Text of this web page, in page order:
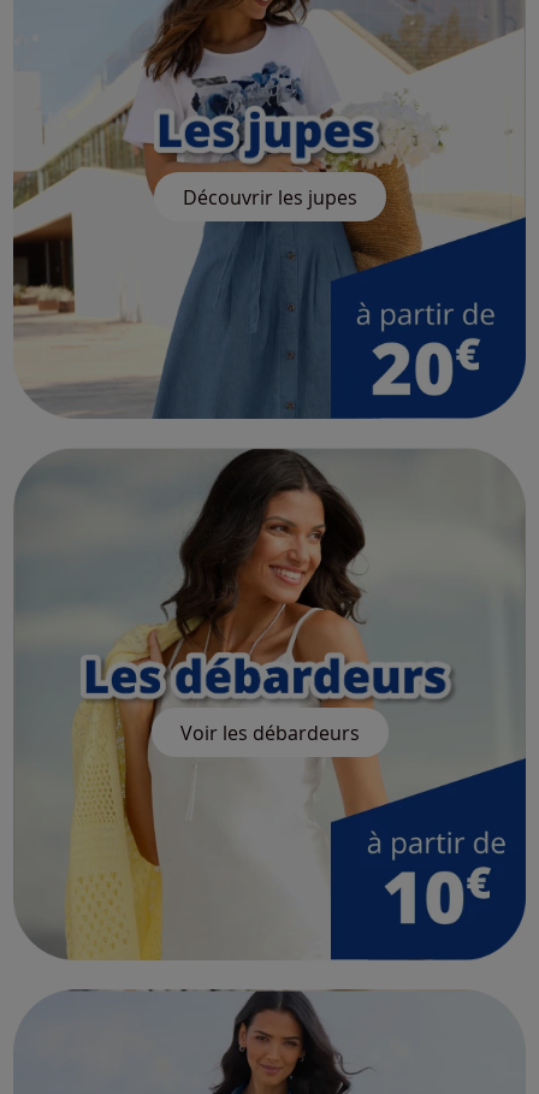
Découvrir les jupes
Voir les débardeurs